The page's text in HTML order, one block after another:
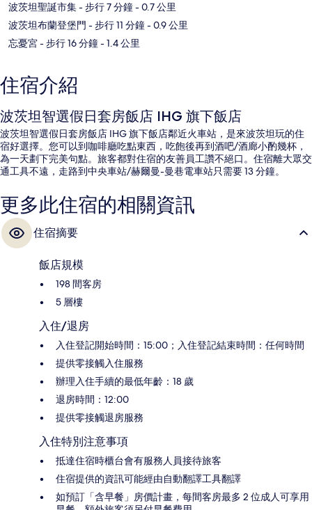
波茨坦聖誕市集- 步行 7 分鐘- 0.7 公里
波茨坦布蘭登堡門 - 步行 11 分鐘- 0.9 公里
忘憂宮- 步行 16 分鐘- 1.4 公里
住宿介紹
波茨坦智選假日套房飯店 IHG 旗下飯店
波茨坦智選假日套房飯店 IHG 旗下飯店鄰近火車站，是來波茨坦玩的住
宿好選擇。您可以到咖啡廳吃點東西，吃飽後再到酒吧/酒廊小酌幾杯，
為一天劃下完美句點。旅客都對住宿的友善員工讚不絕口。住宿離大眾交
通工具不遠，走路到中央車站/赫爾曼-曼巷電車站只需要 13 分鐘。
更多此住宿的相關資訊
住宿摘要
飯店規模
198 間客房
5 層樓
入住/退房
入住登記開始時間：15:00；入住登記結束時間：任何時間
提供零接觸入住服務
辦理入住手續的最低年齡：18 歲
退房時間：12:00
提供零接觸退房服務
入住特別注意事項
抵達住宿時櫃台會有服務人員接待旅客
住宿提供的資訊可能經由自動翻譯工具翻譯
如預訂「含早餐」房價計畫，每間客房最多 2 位成人可享用